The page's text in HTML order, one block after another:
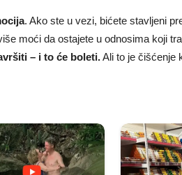
. Ako ste u vezi, bićete stavljeni
moći da ostajete u odnosima koji
– i to će boleti.Ali to je čišćenje